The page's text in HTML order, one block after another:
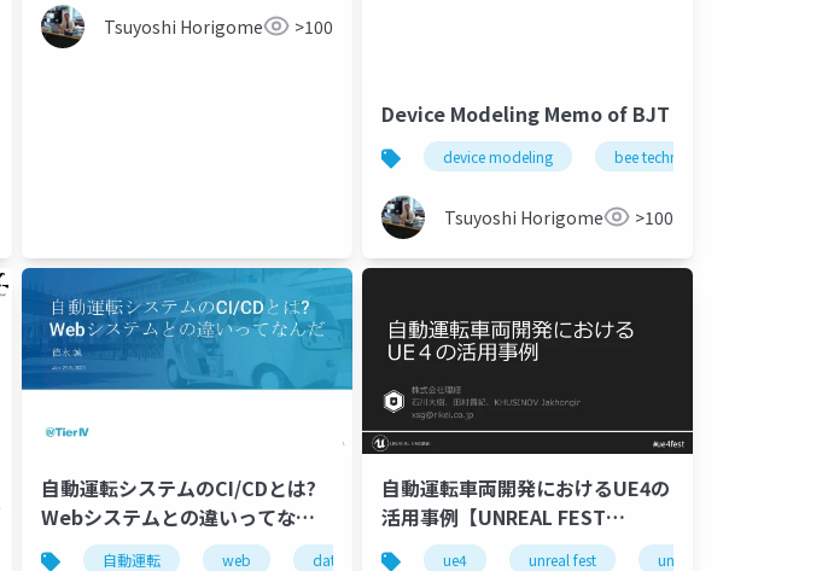
Tsuyoshi Horigome >100
Device Modeling Memo of BJT
device modeling bee technologies
Tsuyoshi Horigome >100
自動運転システムのCI/CDとは?
Webシステムとの違いってなん
だ
自動運転 web data cicd
自動運転車両開発におけるUE4の
活用事例【UNREAL FEST
EXTREME 2020 WINTER】
ue4 unreal fest unreal fest extreme 2020